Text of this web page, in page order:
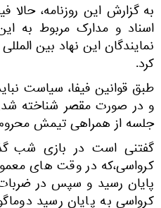
به گزارش این روزنامه، حالا
اسناد و مدارک مربوط به
نمایندگان این نهاد بین
کرد.
طبق قوانین فیفا، سیاست
جلسه از همراهی تیمش
گفتنی است در بازی شب